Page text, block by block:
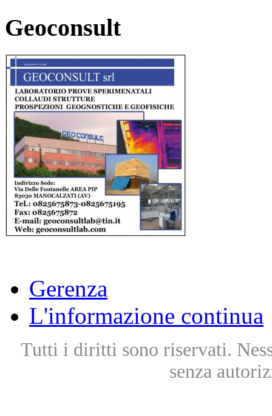
Geoconsult
Gerenza
L'informazione continua
Tutti i diritti sono riservati.
senza